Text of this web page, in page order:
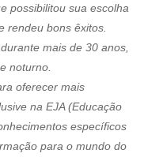
possibilitou sua escolha
rendeu bons êxitos.
mais de 30 anos,
noturno.
oferecer mais
na EJA (Educação
específicos
para o mundo do